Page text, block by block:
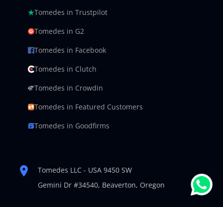
Tomedes in Trustpilot
Tomedes in G2
Tomedes in Facebook
Tomedes in Clutch
Tomedes in Crowdin
Tomedes in Featured Customers
Tomedes in Goodfirms
Tomedes LLC - USA 9450 SW
Gemini Dr #34540, Beaverton, Oregon